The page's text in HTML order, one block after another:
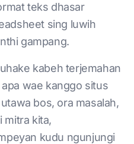
teks dhasar
sing luwih
gampang.
kabeh terjemahan
wae kanggo situs
bos, ora masalah,
mitra kita,
kudu ngunjungi